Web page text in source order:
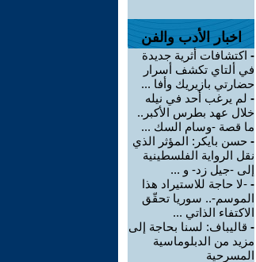
اخبار الأدب والفن
- اكتشافات أثرية جديدة
في ألتاي تكشف أسرار
حضارتي بازيريك وأفا ...
- لم يرغب أحد في نيله
خلال عهد بطرس الأكبر..
ما قصة -وسام السك ...
- حسن بايكر: المؤثر الذي
نقل الرواية الفلسطينية
إلى -جيل زد- و ...
- -لا حاجة للاستيراد هذا
الموسم-.. سوريا تحقّق
الاكتفاء الذاتي ...
- قاليباف: لسنا بحاجة إلى
مزيد من الدبلوماسية
المسرحية